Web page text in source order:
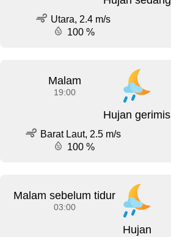
Utara, 2.4 m/s
100 %
Malam
19:00
Hujan gerimis
Barat Laut, 2.5 m/s
100 %
Malam sebelum tidur
03:00
Hujan